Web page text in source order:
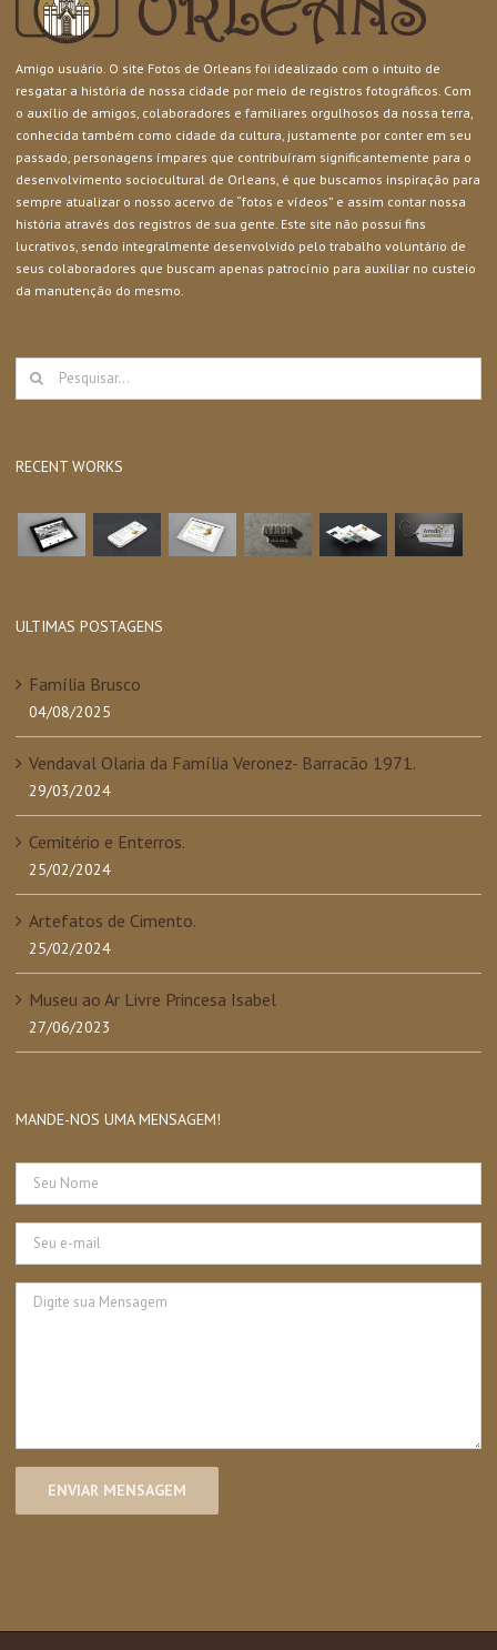
Amigo usuário. O site Fotos de Orleans foi idealizado com o intuito de
resgatar a história de nossa cidade por meio de registros fotográficos. Com
o auxílio de amigos, colaboradores e familiares orgulhosos da nossa terra,
conhecida também como cidade da cultura, justamente por conter em seu
passado, personagens ímpares que contribuíram significantemente para o
desenvolvimento sociocultural de Orleans, é que buscamos inspiração para
sempre atualizar o nosso acervo de “fotos e vídeos” e assim contar nossa
história através dos registros de sua gente. Este site não possui fins
lucrativos, sendo integralmente desenvolvido pelo trabalho voluntário de
seus colaboradores que buscam apenas patrocínio para auxiliar no custeio
da manutenção do mesmo.
Buscar
resultados
RECENT WORKS
ULTIMAS POSTAGENS
Família Brusco
04/08/2025
Vendaval Olaria da Família Veronez- Barracão 1971.
29/03/2024
Cemitério e Enterros.
25/02/2024
Artefatos de Cimento.
25/02/2024
Museu ao Ar Livre Princesa Isabel
27/06/2023
MANDE-NOS UMA MENSAGEM!